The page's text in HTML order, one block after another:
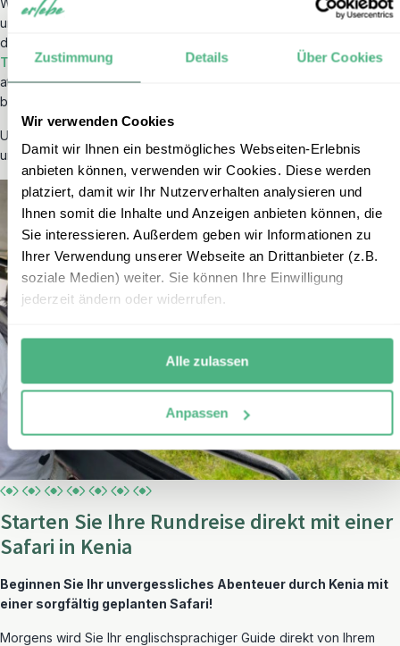
Zustimmung Details Über Cookies
Wir verwenden Cookies
Damit wir Ihnen ein bestmögliches Webseiten-Erlebnis
anbieten können, verwenden wir Cookies. Diese werden
platziert, damit wir Ihr Nutzerverhalten analysieren und
Ihnen somit die Inhalte und Anzeigen anbieten können, die
Sie interessieren. Außerdem geben wir Informationen zu
Ihrer Verwendung unserer Webseite an Drittanbieter (z.B.
soziale Medien) weiter. Sie können Ihre Einwilligung
jederzeit ändern oder widerrufen.
Alle zulassen
Anpassen
Während Ihrer Rundreise durch
sind Sie privat unterwegs
und unternehmen Safaris mit Ihrem eigenen Guide. Entdecken Sie
die Schönheit Afrikas auch auf unserer
Tansania Rundreise
, die ebenfalls besondere Safari-Erlebnisse,
atemberaubende Landschaften und kulturelle Begegnungen
bieten.
Unsere erfahrenen Reiseexperten stehen Ihnen gerne zur Seite,
um Ihre individuelle Traumreise zu planen.
Starten Sie Ihre Rundreise direkt mit einer
Safari in Kenia
Beginnen Sie Ihr unvergessliches Abenteuer durch Kenia mit
einer sorgfältig geplanten Safari!
Morgens wird Sie Ihr englischsprachiger Guide direkt von Ihrem